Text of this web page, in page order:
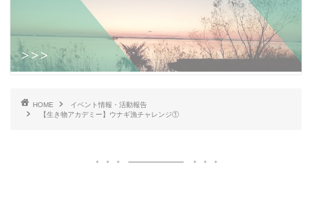
HOME
イベント情報・活動報告
【生き物アカデミー】ウナギ漁チャレンジ①